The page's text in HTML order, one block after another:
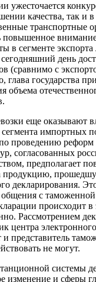
ужесточается
качества, так и
транспортные
повышенное
в сегменте экспорта
день
(сравнимо с
глава государства
еще оказывают
импортных
проведению реформ
согласованных
предполагает
продукцию,
декларирования.
с
происходит в
Рассмотрением
центра
представитель
не могут.
системы
изменение и сферы